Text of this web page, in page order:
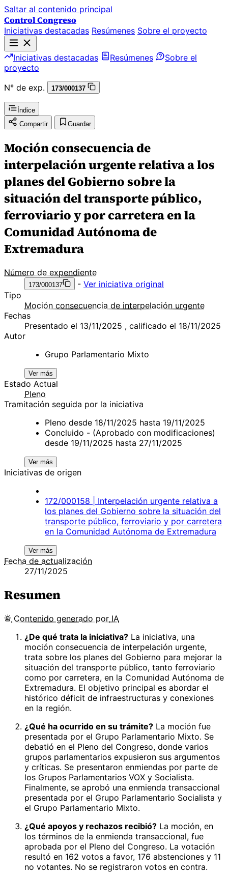
Saltar al contenido principal
Control Congreso
Iniciativas destacadas Resúmenes Sobre el proyecto
Iniciativas destacadas Resúmenes
Sobre el
proyecto
N° de exp.
173/000137
Índice
Compartir
Guardar
Moción consecuencia de
interpelación urgente relativa a los
planes del Gobierno sobre la
situación del transporte público,
ferroviario y por carretera en la
Comunidad Autónoma de
Extremadura
Número de expendiente
173/000137 - Ver iniciativa original
Tipo
Moción consecuencia de interpelación urgente
Fechas
Presentado el 13/11/2025 , calificado el 18/11/2025
Autor
Grupo Parlamentario Mixto
Ver más
Estado Actual
Pleno
Tramitación seguida por la iniciativa
Pleno desde 18/11/2025 hasta 19/11/2025
Concluido - (Aprobado con modificaciones)
desde 19/11/2025 hasta 27/11/2025
Ver más
Iniciativas de origen
172/000158 | Interpelación urgente relativa a
los planes del Gobierno sobre la situación del
transporte público, ferroviario y por carretera
en la Comunidad Autónoma de Extremadura
Ver más
Fecha de actualización
27/11/2025
Resumen
Contenido generado por IA
¿De qué trata la iniciativa? La iniciativa, una
moción consecuencia de interpelación urgente,
trata sobre los planes del Gobierno para mejorar la
situación del transporte público, tanto ferroviario
como por carretera, en la Comunidad Autónoma de
Extremadura. El objetivo principal es abordar el
histórico déficit de infraestructuras y conexiones
en la región.
¿Qué ha ocurrido en su trámite? La moción fue
presentada por el Grupo Parlamentario Mixto. Se
debatió en el Pleno del Congreso, donde varios
grupos parlamentarios expusieron sus argumentos
y críticas. Se presentaron enmiendas por parte de
los Grupos Parlamentarios VOX y Socialista.
Finalmente, se aprobó una enmienda transaccional
presentada por el Grupo Parlamentario Socialista y
el Grupo Parlamentario Mixto.
¿Qué apoyos y rechazos recibió? La moción, en
los términos de la enmienda transaccional, fue
aprobada por el Pleno del Congreso. La votación
resultó en 162 votos a favor, 176 abstenciones y 11
no votantes. No se registraron votos en contra.